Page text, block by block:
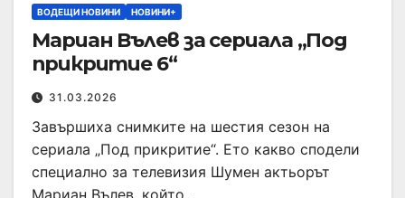
ВОДЕЩИ НОВИНИ НОВИНИ+
Мариан Вълев за сериала „Под
прикритие 6“
31.03.2026
Завършиха снимките на шестия сезон на
сериала „Под прикритие“. Ето какво сподели
специално за телевизия Шумен актьорът